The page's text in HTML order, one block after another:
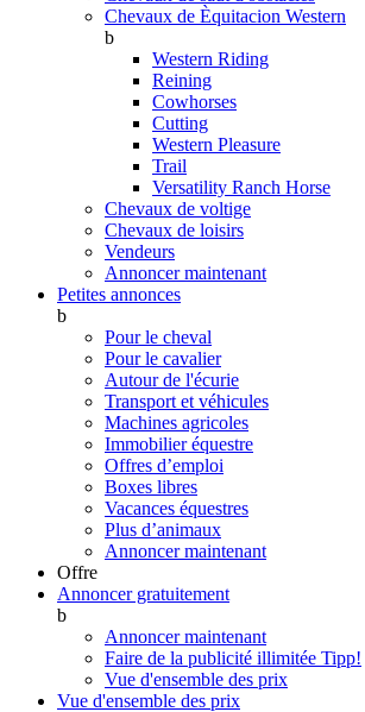
Chevaux de Èquitacion Western
b
Western Riding
Reining
Cowhorses
Cutting
Western Pleasure
Trail
Versatility Ranch Horse
Chevaux de voltige
Chevaux de loisirs
Vendeurs
Annoncer maintenant
Petites annonces
b
Pour le cheval
Pour le cavalier
Autour de l'écurie
Transport et véhicules
Machines agricoles
Immobilier équestre
Offres d’emploi
Boxes libres
Vacances équestres
Plus d’animaux
Annoncer maintenant
Offre
Annoncer gratuitement
b
Annoncer maintenant
Faire de la publicité illimitée Tipp!
Vue d'ensemble des prix
Vue d'ensemble des prix